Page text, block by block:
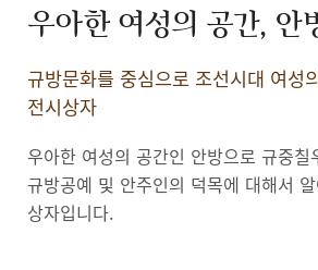
우아한 여성의 공간, 안
규방문화를 중심으로 조선시대 여성
전시상자
우아한 여성의 공간인 안방으로 규중칠
규방공예 및 안주인의 덕목에 대해서
상자입니다.